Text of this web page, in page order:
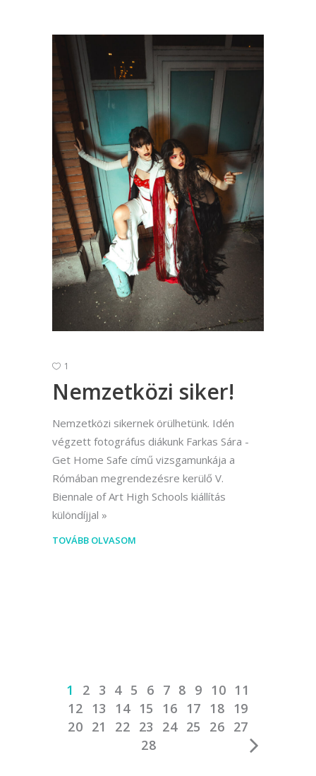
1
Nemzetközi siker!
Nemzetközi sikernek örülhetünk. Idén
végzett fotográfus diákunk Farkas Sára -
Get Home Safe című vizsgamunkája a
Rómában megrendezésre kerülő V.
Biennale of Art High Schools kiállítás
különdíjjal
TOVÁBB OLVASOM
1 2 3 4 5 6 7 8 9 10 11
12
13 14 15 16 17 18
19
20 21 22 23 24 25 26 27
28